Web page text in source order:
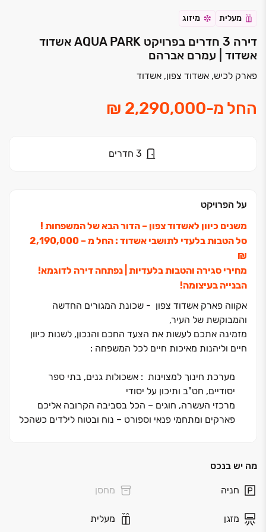
מעלית מיזוג
דירה 3 חדרים בפרויקט AQUA PARK אשדוד
אשדוד | עמרם אברהם
פארק לכיש, אשדוד צפון, אשדוד
החל מ-
3 חדרים
על הפרויקט
משנים כיוון לאשדוד צפון ‏– הדור הבא של המשפחות !
סל הטבות בלעדי לתושבי אשדוד :
החל מ ‏– ‏2,190,000
‏₪
מחירי סגירה והטבות בלעדיות | נפתחה דירה לדוגמא!
הבנייה בעיצומה!
אקווה פארק אשדוד צפון - שכונת המגורים החדשה
והמבוקשת של העיר,
מזמינה אתכם לעשות את הצעד החכם והנכון, לשנות כיוון
חיים וליהנות מאיכות חיים לכל המשפחה :
מערכת חינוך למצוינות : אשכולות גנים, בתי ספר
יסודיים, חט"ב ותיכון על יסודי
מרכזי העשרה, חוגים – הכל בסביבה הקרובה אליכם
פארקים ומתחמי פנאי וספורט – נוח ובטוח לילדים כשהכל
טבע וים במרחק נגיעה – טיילת, נחל לכיש ורצועת חוף
סל הטבות בלעדי לתושבי אשדוד :
הבנייה בעיצומה | בקרוב תיפתח הדירה לדוגמה
מה יש בנכס
חניה מחסן
מזגן מעלית